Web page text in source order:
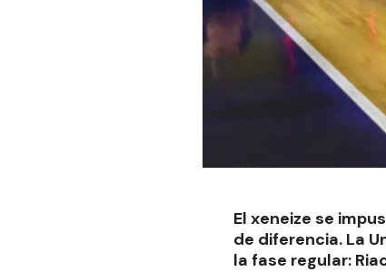
El xeneize se
de diferencia. La
la fase regular: